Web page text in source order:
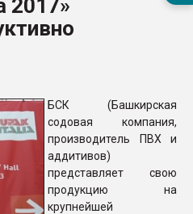
28.07.2026
ПЕРЕЙТИ НА
2017»
БСК (Башкирская
содовая компания,
производитель ПВХ и
аддитивов)
представляет свою
продукцию на
крупнейшей